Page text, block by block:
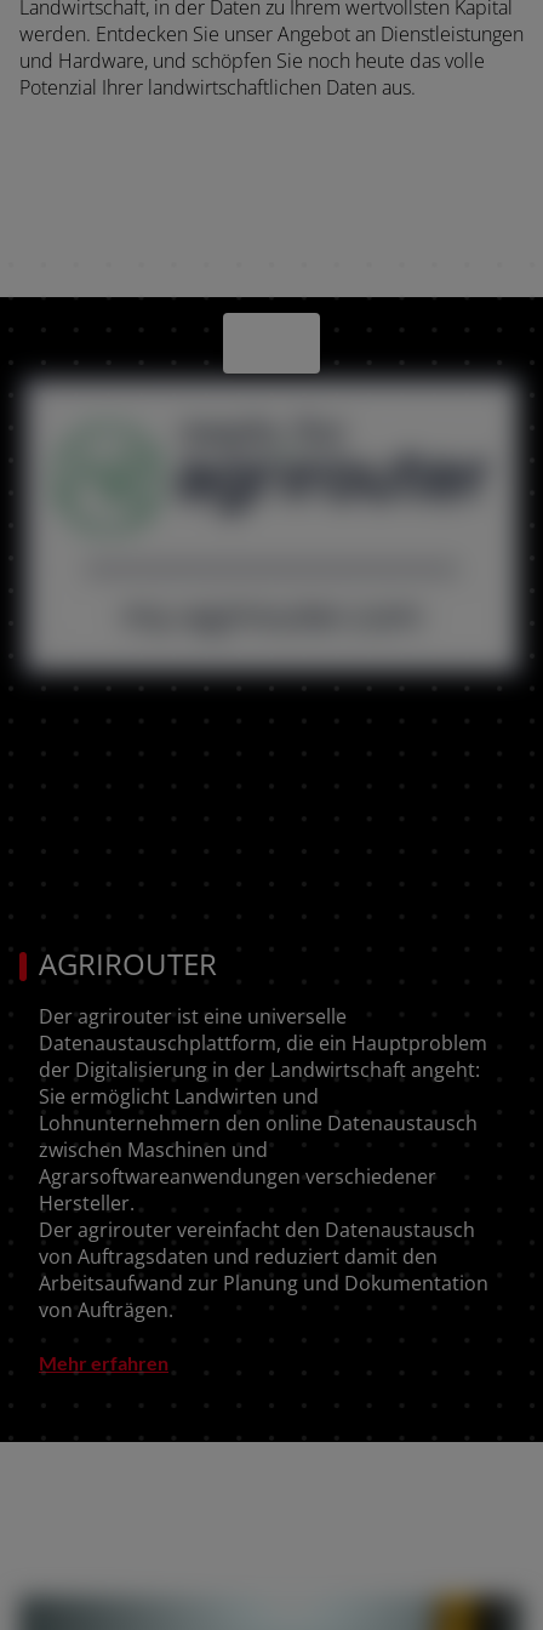
Landwirtschaft, in der Daten zu Ihrem wertvollsten Kapital
werden. Entdecken Sie unser Angebot an Dienstleistungen
und Hardware, und schöpfen Sie noch heute das volle
Potenzial Ihrer landwirtschaftlichen Daten aus.
AGRIROUTER
Der agrirouter ist eine universelle
Datenaustauschplattform, die ein Hauptproblem
der Digitalisierung in der Landwirtschaft angeht:
Sie ermöglicht Landwirten und
Lohnunternehmern den online Datenaustausch
zwischen Maschinen und
Agrarsoftwareanwendungen verschiedener
Hersteller.
Der agrirouter vereinfacht den Datenaustausch
von Auftragsdaten und reduziert damit den
Arbeitsaufwand zur Planung und Dokumentation
von Aufträgen.
Mehr erfahren